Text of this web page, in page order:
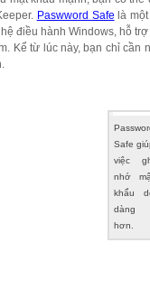
Paswword Safe là
điều hành Windows, hỗ
Kể từ lúc này, bạn chỉ
Safe
việc
nhớ
khẩu
dàng
hơn.